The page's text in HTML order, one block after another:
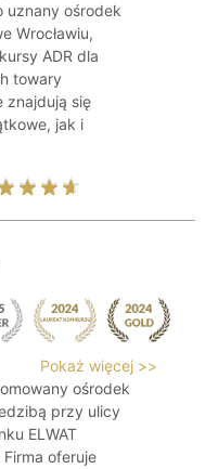
uznany ośrodek
Wrocławiu,
ADR dla
towary
znajdują się
jak i
Pokaż więcej >>
ośrodek
przy ulicy
ELWAT
oferuje